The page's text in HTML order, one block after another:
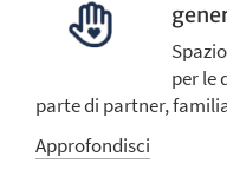
per le
parte di partner,
Approfondisci